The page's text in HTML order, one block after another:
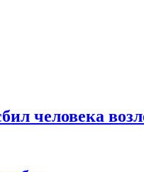
человека